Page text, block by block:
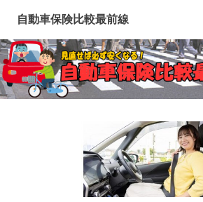
テ
ン
ツ
へ
自動車保険比較最前線